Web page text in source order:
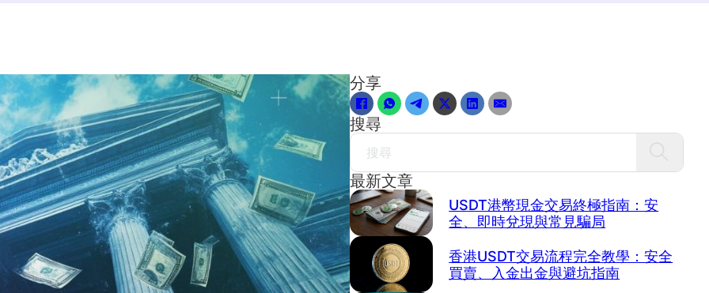
分享
搜尋
Search
最新文章
USDT港幣現金交易終極指南：安
全、即時兌現與常見騙局
香港USDT交易流程完全教學：安全
買賣、入金出金與避坑指南